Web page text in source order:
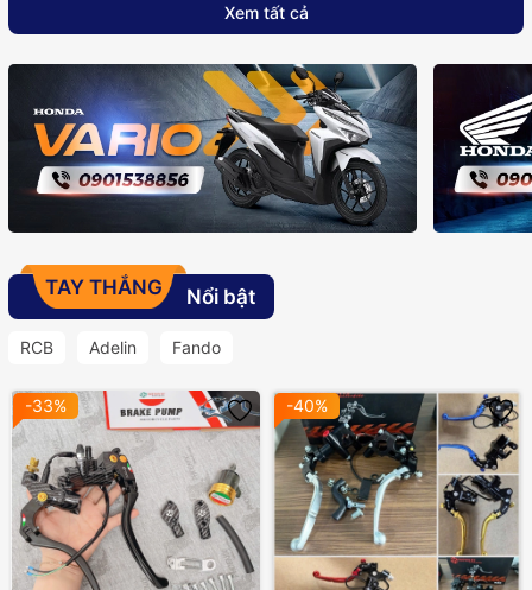
Xem tất cả
TAY THẮNG Nổi bật
RCB Adelin Fando
-33% -40%